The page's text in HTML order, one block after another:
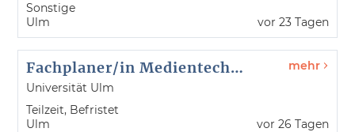
Sonstige
Ulm
vor 23 Tagen
Fachplaner/in Medientechnik (m/w/d) - kiz - Referenz-Nr. 26108
Universität Ulm
Teilzeit, Befristet
Ulm
mehr
vor 26 Tagen